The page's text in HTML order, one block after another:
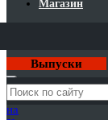
Магазин
Выпуски
Годовая
подписка
на